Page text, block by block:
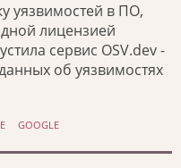
уязвимостей в ПО,
лицензией
сервис OSV.dev -
об уязвимостях
GOOGLE